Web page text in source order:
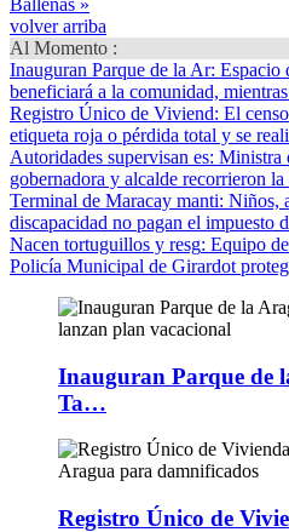
volver arriba
Al Momento :
Inauguran Parque de la Ar: Espacio
beneficiará a la comunidad,
Registro Único de Viviend: El
etiqueta roja o pérdida total y se
Autoridades supervisan es: Ministra
gobernadora y alcalde recorrieron la
Terminal de Maracay manti: Niños,
discapacidad no pagan el impuesto
Nacen tortuguillos y resg: Equipo
Policía Municipal de Girardot
Inauguran Parque de
Ta…
Registro Único de